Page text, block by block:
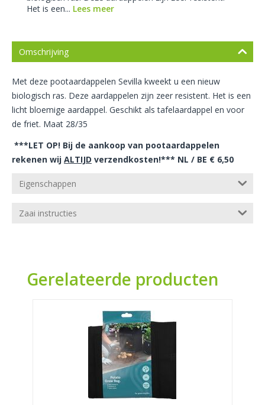
Het is een... Lees meer
Omschrijving
Met deze pootaardappelen Sevilla kweekt u een nieuw
biologisch ras. Deze aardappelen zijn zeer resistent. Het is een
licht bloemige aardappel. Geschikt als tafelaardappel en voor
de friet. Maat 28/35
***LET OP! Bij de aankoop van pootaardappelen
rekenen wij ALTIJD verzendkosten!*** NL / BE € 6,50
Eigenschappen
Zaai instructies
Gerelateerde producten